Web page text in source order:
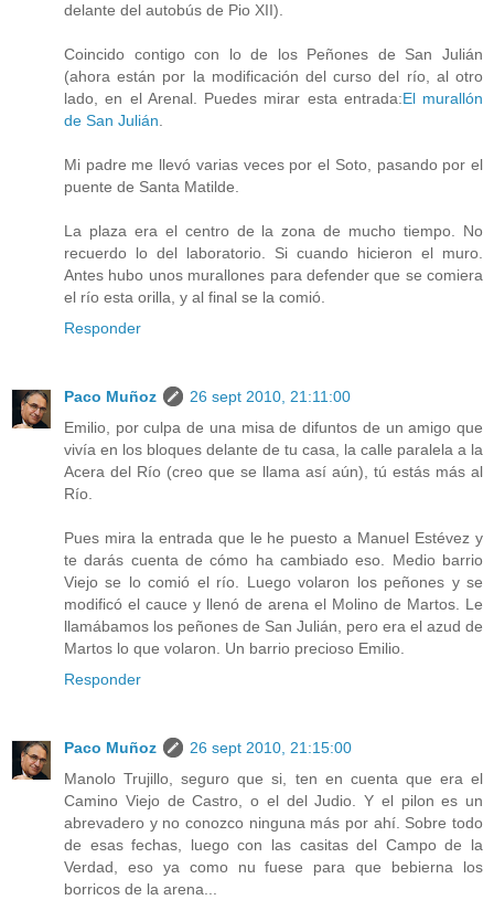
delante del autobús de Pio XII).
Coincido contigo con lo de los Peñones de San Julián
(ahora están por la modificación del curso del río, al otro
lado, en el Arenal. Puedes mirar esta entrada:El murallón
de San Julián
Mi padre me llevó varias veces por el Soto, pasando por el
puente de Santa Matilde.
La plaza era el centro de la zona de mucho tiempo. No
recuerdo lo del laboratorio. Si cuando hicieron el muro.
Antes hubo unos murallones para defender que se comiera
el río esta orilla, y al final se la comió.
Responder
Paco Muñoz
26 sept 2010, 21:11:00
Emilio, por culpa de una misa de difuntos de un amigo que
vivía en los bloques delante de tu casa, la calle paralela a la
Acera del Río (creo que se llama así aún), tú estás más al
Río.
Pues mira la entrada que le he puesto a Manuel Estévez y
te darás cuenta de cómo ha cambiado eso. Medio barrio
Viejo se lo comió el río. Luego volaron los peñones y se
modificó el cauce y llenó de arena el Molino de Martos. Le
llamábamos los peñones de San Julián, pero era el azud de
Martos lo que volaron. Un barrio precioso Emilio.
Responder
Paco Muñoz
26 sept 2010, 21:15:00
Manolo Trujillo, seguro que si, ten en cuenta que era el
Camino Viejo de Castro, o el del Judio. Y el pilon es un
abrevadero y no conozco ninguna más por ahí. Sobre todo
de esas fechas, luego con las casitas del Campo de la
Verdad, eso ya como nu fuese para que bebierna los
borricos de la arena...